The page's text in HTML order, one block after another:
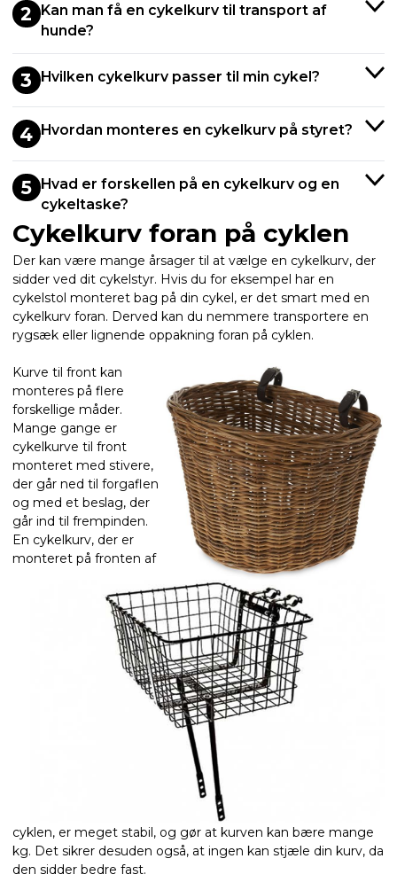
2 Kan man få en cykelkurv til transport af
hunde?
3 Hvilken cykelkurv passer til min cykel?
4 Hvordan monteres en cykelkurv på styret?
5 Hvad er forskellen på en cykelkurv og en
cykeltaske?
Cykelkurv foran på cyklen
Der kan være mange årsager til at vælge en cykelkurv, der
sidder ved dit cykelstyr. Hvis du for eksempel har en
cykelstol monteret bag på din cykel, er det smart med en
cykelkurv foran. Derved kan du nemmere transportere en
rygsæk eller lignende oppakning foran på cyklen.
Kurve til front kan
monteres på flere
forskellige måder.
Mange gange er
cykelkurve til front
monteret med stivere,
der går ned til forgaflen
og med et beslag, der
går ind til frempinden.
En cykelkurv, der er
monteret på fronten af
cyklen, er meget stabil, og gør at kurven kan bære mange
kg. Det sikrer desuden også, at ingen kan stjæle din kurv, da
den sidder bedre fast.